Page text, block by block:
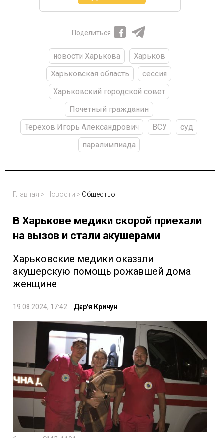
Поделиться
новости Харькова
Харьков
Харьковская область
сессия
Харьковский городской совет
Почетный гражданин
Терехов Игорь Александрович
ВСУ
суд
паралимпиада
Главная > Новости > Общество
В Харькове медики скорой приехали
на вызов и стали акушерами
Харьковские медики оказали
акушерскую помощь рожавшей дома
женщине
19.08.2024, 17:42 Дар'я Кричун